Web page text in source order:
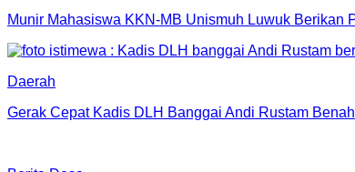
Munir Mahasiswa KKN-MB Unismuh Luwuk
Daerah
Gerak Cepat Kadis DLH Banggai Andi Rustam